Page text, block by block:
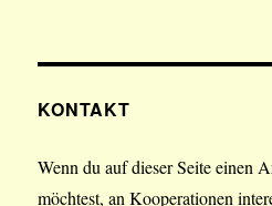
KONTAKT
Wenn du auf dieser Seite einen
möchtest, an Kooperationen